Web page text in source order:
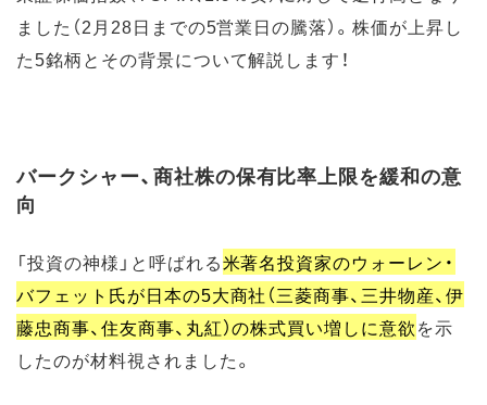
ました（2月28日までの5営業日の騰落）。株価が上昇し
た5銘柄とその背景について解説します！
バークシャー、商社株の保有比率上限を緩和の意
向
「投資の神様」と呼ばれる米著名投資家のウォーレン・
バフェット氏が日本の5大商社（三菱商事、三井物産、伊
藤忠商事、住友商事、丸紅）の株式買い増しに意欲を示
したのが材料視されました。